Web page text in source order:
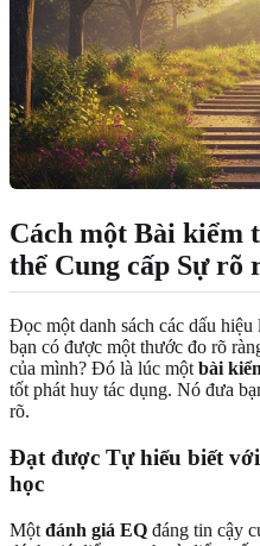
Cách một Bài kiểm
thể Cung cấp Sự
Đọc một danh sách các dấu
bạn có được một thước đo rõ
của mình? Đó là lúc mộtbài
tốt phát huy tác dụng. Nó đưa
rõ.
Đạt được Tự hiểu biết
học
Một đánh giá EQ đáng tin cậy